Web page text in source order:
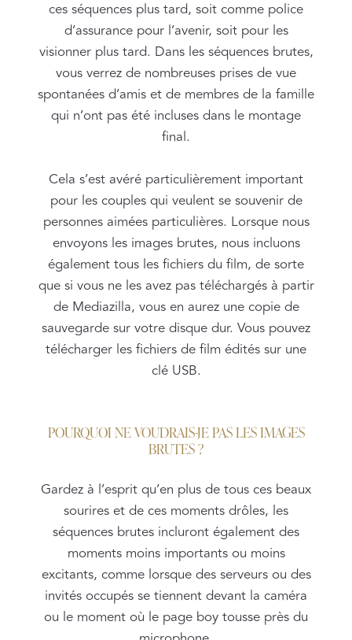
ces séquences plus tard, soit comme police
d’assurance pour l’avenir, soit pour les
visionner plus tard. Dans les séquences brutes,
vous verrez de nombreuses prises de vue
spontanées d’amis et de membres de la famille
qui n’ont pas été incluses dans le montage
final.
Cela s’est avéré particulièrement important
pour les couples qui veulent se souvenir de
personnes aimées particulières. Lorsque nous
envoyons les images brutes, nous incluons
également tous les fichiers du film, de sorte
que si vous ne les avez pas téléchargés à partir
de Mediazilla, vous en aurez une copie de
sauvegarde sur votre disque dur. Vous pouvez
télécharger les fichiers de film édités sur une
clé USB.
POURQUOI NE VOUDRAIS-JE PAS LES IMAGES
BRUTES ?
Gardez à l’esprit qu’en plus de tous ces beaux
sourires et de ces moments drôles, les
séquences brutes incluront également des
moments moins importants ou moins
excitants, comme lorsque des serveurs ou des
invités occupés se tiennent devant la caméra
ou le moment où le page boy tousse près du